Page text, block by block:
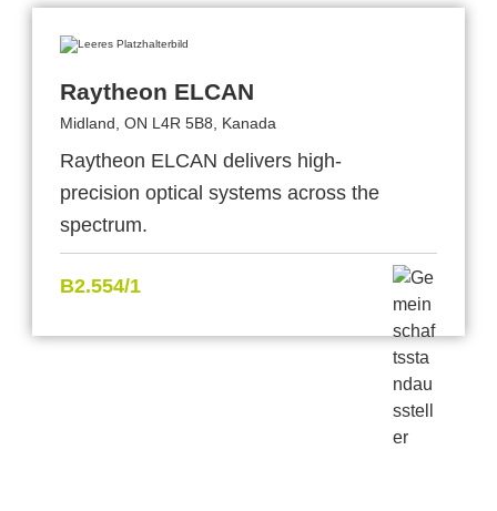
Raytheon ELCAN
Midland, ON L4R 5B8, Kanada
Raytheon ELCAN delivers high‐
precision optical systems across the
spectrum.
B2.554/1